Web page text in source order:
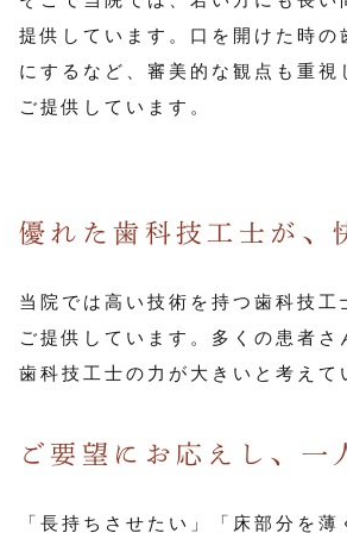
提供しています。口を開けた時
にするなど、審美的な観点も重
ご提供しています。
優れた歯科技工士が、
当院では高い技術を持つ歯科技
ご提供しています。多くの患者
歯科技工士の力が大きいと考え
ご要望にお応えし、
「長持ちさせたい」「床部分を